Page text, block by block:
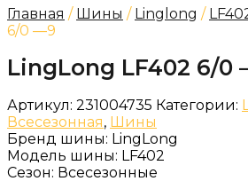
Главная / Шины / Linglong /
6/0 —9
LingLong LF402 6/0
Артикул: 231004735 Категории:
Всесезонная, Шины
Бренд шины: LingLong
Модель шины: LF402
Сезон: Всесезонные